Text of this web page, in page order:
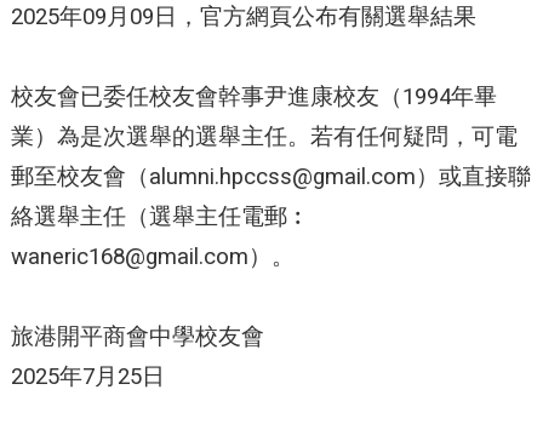
2025年09月09日，官方網頁公布有關選舉結果
校友會已委任校友會幹事尹進康校友（1994年畢
業）為是次選舉的選舉主任。若有任何疑問，可電
郵至校友會（alumni.hpccss@gmail.com）或直接聯
絡選舉主任（選舉主任電郵︰
waneric168@gmail.com）。
旅港開平商會中學校友會
2025年7月25日